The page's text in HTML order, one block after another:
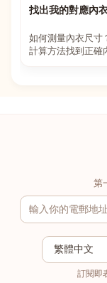
找出我的對應內
如何測量內衣尺寸
計算方法找到正確
第
訂閱即